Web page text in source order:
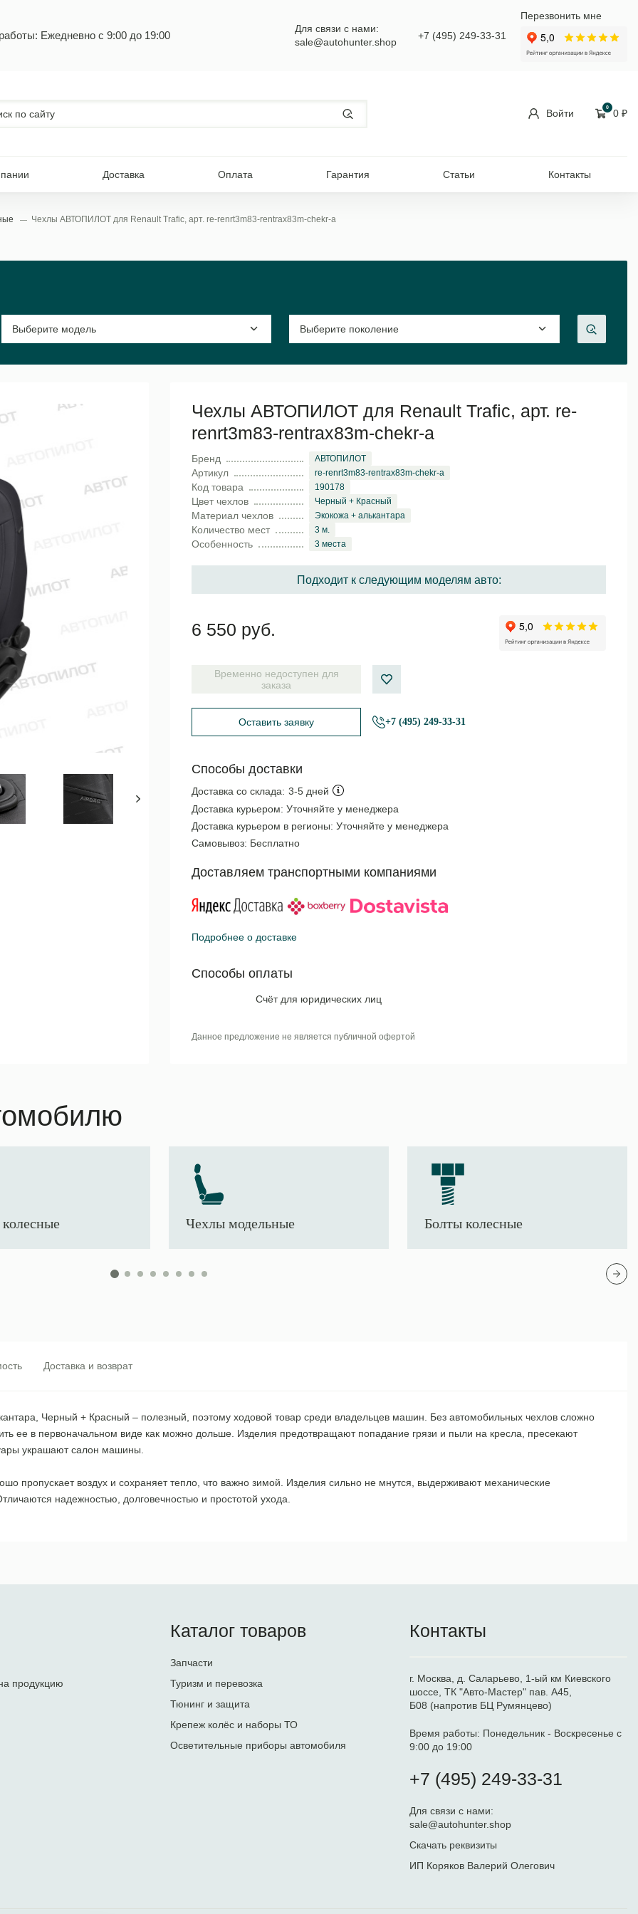
Ежедневно с 9:00 до 19:00
Для связи с нами:
sale@autohunter.shop
+7 (495) 249-33-31
Перезвонить мне
Войти
0
0 ₽
Доставка Оплата Гарантия Статьи Контакты
Чехлы АВТОПИЛОТ для Renault Trafic, арт. re-renrt3m83-rentrax83m-chekr-a
Чехлы АВТОПИЛОТ для Renault Trafic, арт. re-
renrt3m83-rentrax83m-chekr-a
Бренд АВТОПИЛОТ
Артикул re-renrt3m83-rentrax83m-chekr-a
Код товара 190178
Цвет чехлов Черный + Красный
Материал чехлов Экокожа + алькантара
Количество мест 3 м.
Особенность 3 места
Подходит к следующим моделям авто:
6 550 руб.
Временно недоступен для
заказа
Оставить заявку +7 (495) 249-33-31
Способы доставки
Доставка со склада: 3-5 дней
Доставка курьером: Уточняйте у менеджера
Доставка курьером в регионы: Уточняйте у менеджера
Самовывоз: Бесплатно
Доставляем транспортными компаниями
Подробнее о доставке
Способы оплаты
Счёт для юридических лиц
Данное предложение не является публичной офертой
Чехлы модельные Болты колесные
Доставка и возврат
Черный + Красный – полезный, поэтому ходовой товар среди владельцев машин. Без автомобильных чехлов сложно
ее в первоначальном виде как можно дольше. Изделия предотвращают попадание грязи и пыли на кресла, пресекают
украшают салон машины.
пропускает воздух и сохраняет тепло, что важно зимой. Изделия сильно не мнутся, выдерживают механические
надежностью, долговечностью и простотой ухода.
продукцию
Каталог товаров
Запчасти
Туризм и перевозка
Тюнинг и защита
Крепеж колёс и наборы ТО
Осветительные приборы автомобиля
Контакты
г. Москва, д. Саларьево, 1-ый км Киевского
шоссе, ТК "Авто-Мастер" пав. А45,
Б08 (напротив БЦ Румянцево)
Время работы: Понедельник - Воскресенье с
9:00 до 19:00
+7 (495) 249-33-31
Для связи с нами:
sale@autohunter.shop
Скачать реквизиты
ИП Коряков Валерий Олегович